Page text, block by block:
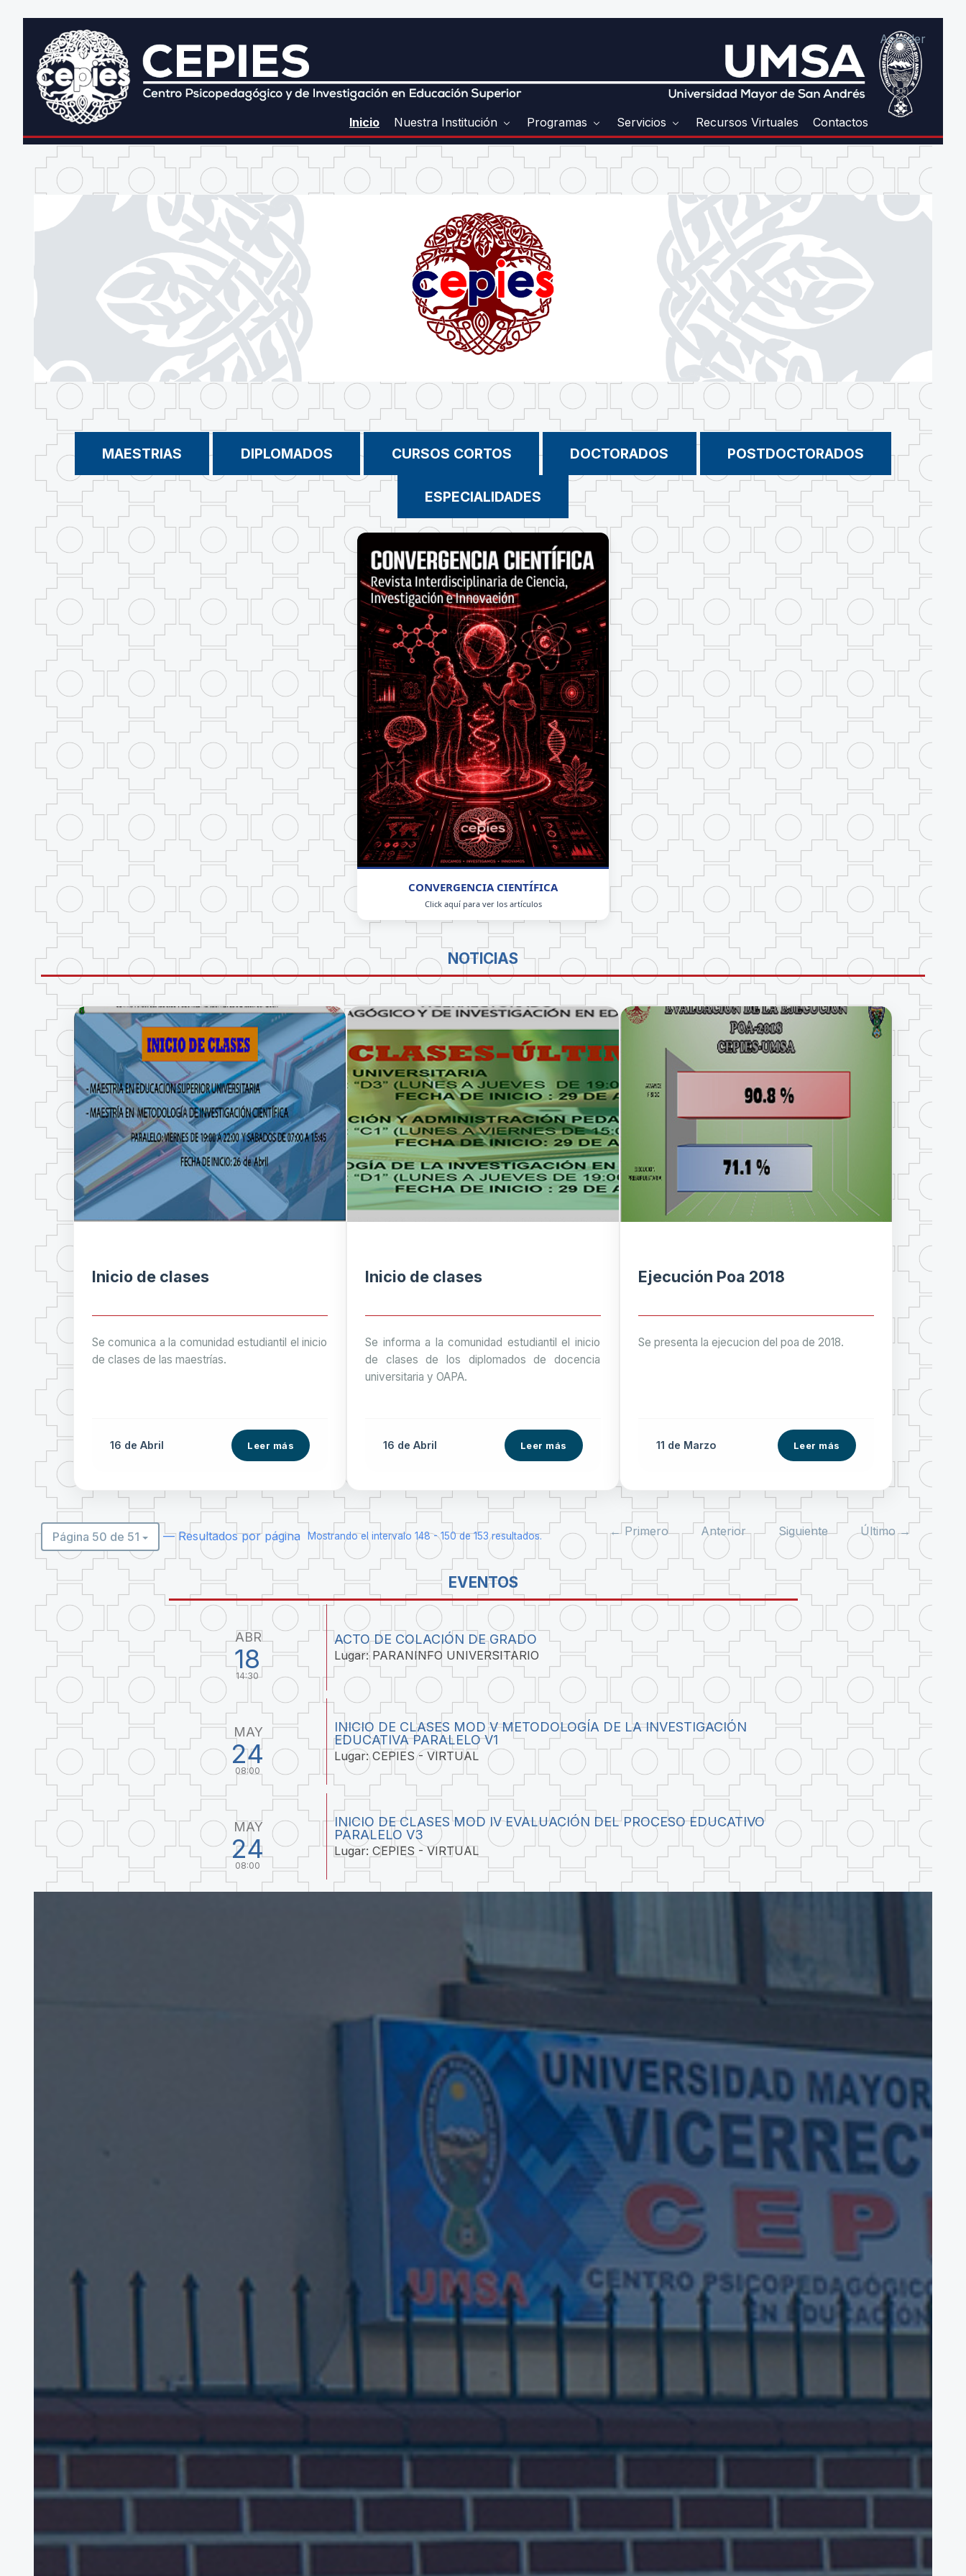
Acceder
Inicio Nuestra Institución Programas Servicios Recursos Virtuales Contactos
MAESTRIAS DIPLOMADOS CURSOS CORTOS DOCTORADOS POSTDOCTORADOS
ESPECIALIDADES
CONVERGENCIA CIENTÍFICA
Click aquí para ver los artículos
NOTICIAS
Inicio de clases
Se comunica a la comunidad estudiantil el inicio
de clases de las maestrías.
16 deAbril Leer más
Inicio de clases
Se informa a la comunidad estudiantil el inicio
de clases de los diplomados de docencia
universitaria y OAPA.
16 deAbril Leer más
Ejecución Poa 2018
Se presenta la ejecucion del poa de 2018.
11 de Marzo Leer más
Página 50 de 51 — Resultados por página Mostrando el intervalo 148 - 150 de 153 resultados. ← Primero Anterior Siguiente Último →
EVENTOS
ABR
18
14:30
ACTO DE COLACIÓN DE GRADO
Lugar: PARANINFO UNIVERSITARIO
MAY
24
08:00
INICIO DE CLASES MOD V METODOLOGÍA DE LA INVESTIGACIÓN
EDUCATIVA PARALELO V1
Lugar: CEPIES - VIRTUAL
MAY
24
08:00
INICIO DE CLASES MOD IV EVALUACIÓN DEL PROCESO EDUCATIVO
PARALELO V3
Lugar: CEPIES - VIRTUAL